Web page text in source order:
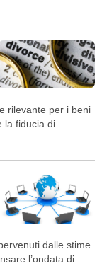
rilevante per i beni
la fiducia di
dalle stime
l’ondata di